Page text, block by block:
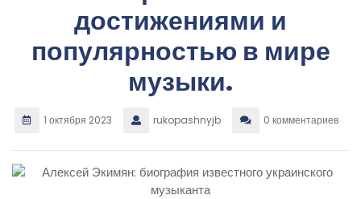
достижениями и
популярностью в мире
музыки.
1 октября 2023 rukopashnyjb 0 комментариев